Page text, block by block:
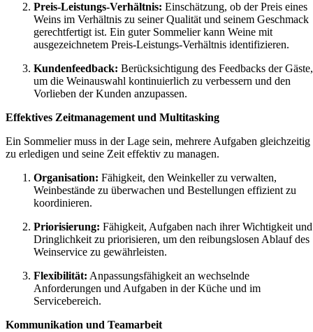
Preis-Leistungs-Verhältnis: Einschätzung, ob der Preis eines
Weins im Verhältnis zu seiner Qualität und seinem Geschmack
gerechtfertigt ist. Ein guter Sommelier kann Weine mit
ausgezeichnetem Preis-Leistungs-Verhältnis identifizieren.
Kundenfeedback: Berücksichtigung des Feedbacks der Gäste,
um die Weinauswahl kontinuierlich zu verbessern und den
Vorlieben der Kunden anzupassen.
Effektives Zeitmanagement und Multitasking
Ein Sommelier muss in der Lage sein, mehrere Aufgaben gleichzeitig
zu erledigen und seine Zeit effektiv zu managen.
Organisation: Fähigkeit, den Weinkeller zu verwalten,
Weinbestände zu überwachen und Bestellungen effizient zu
koordinieren.
Priorisierung: Fähigkeit, Aufgaben nach ihrer Wichtigkeit und
Dringlichkeit zu priorisieren, um den reibungslosen Ablauf des
Weinservice zu gewährleisten.
Flexibilität: Anpassungsfähigkeit an wechselnde
Anforderungen und Aufgaben in der Küche und im
Servicebereich.
Kommunikation und Teamarbeit